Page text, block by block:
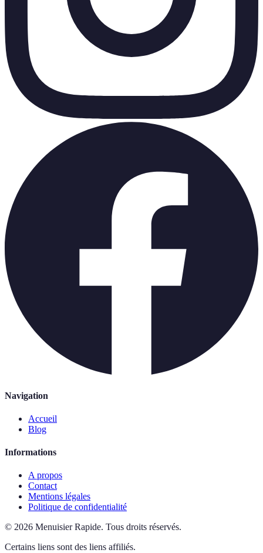
Navigation
Accueil
Blog
Informations
A propos
Contact
Mentions légales
Politique de confidentialité
© 2026 Menuisier Rapide. Tous droits réservés.
Certains liens sont des liens affiliés.